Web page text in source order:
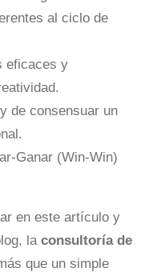
al ciclo de
eficaces y
de consensuar un
Ganar (Win-Win)
en este artículo y
la consultoría de
que un simple